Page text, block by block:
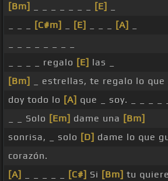
[Bm]
[E]
[C#m] [E] [A]
_ _ _ _ regalo [E] las _
[Bm]
_ estrellas, te regalo lo que
doy todo lo [A] que _ soy. _ _ _ _ _
_ _ Solo [Em] dame una [Bm]
sonrisa, _ solo [D] dame lo que
corazón.
[A]
[C#] Si [Bm] tu